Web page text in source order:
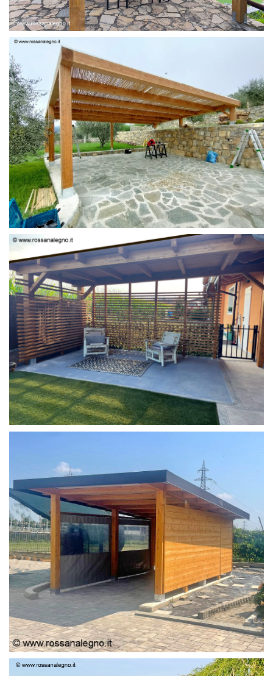
PERGOLA 6 X 3
COPERTURA MOBILE 2 AUTO
PERGOLA